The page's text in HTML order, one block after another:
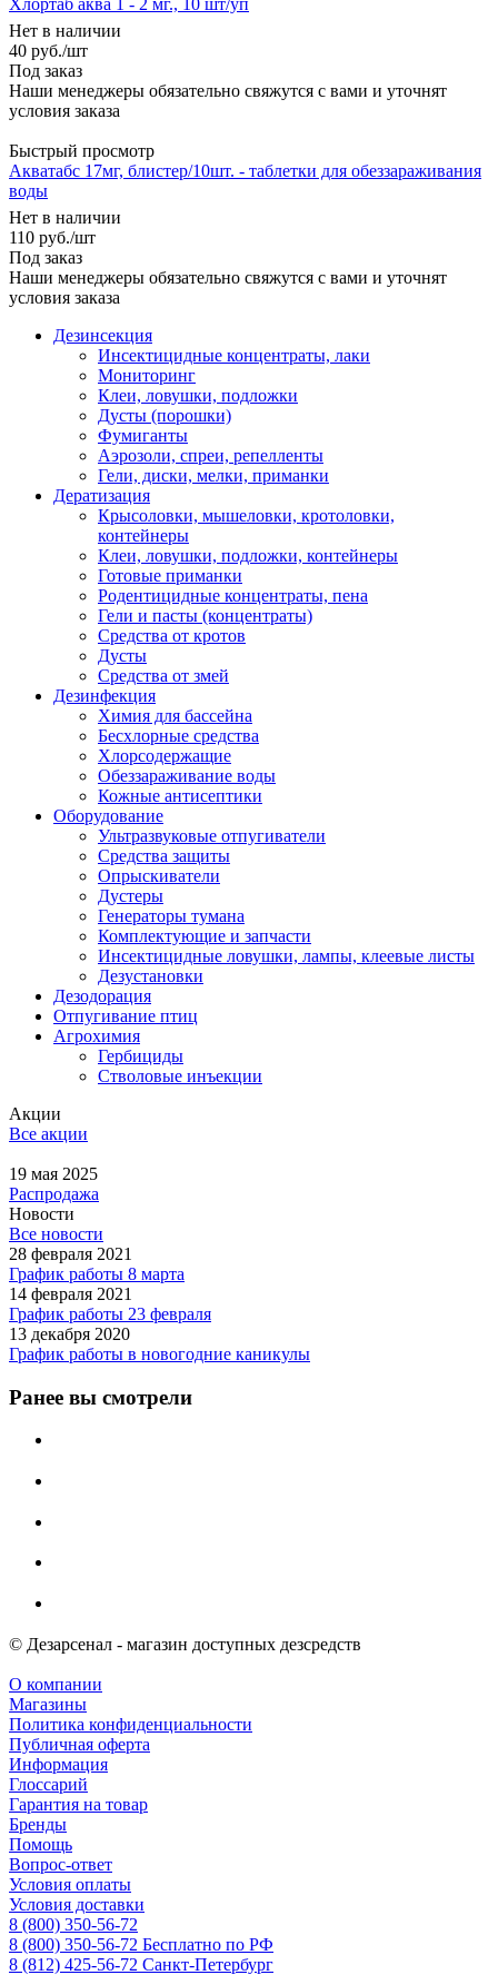
Нет в наличии
40 руб./шт
Под заказ
Наши менеджеры обязательно свяжутся с вами и уточнят
условия заказа
Быстрый просмотр
Акватабс 17мг, блистер/10шт. - таблетки для обеззараживания
воды
Нет в наличии
110 руб./шт
Под заказ
Наши менеджеры обязательно свяжутся с вами и уточнят
условия заказа
Дезинсекция
Инсектицидные концентраты, лаки
Мониторинг
Клеи, ловушки, подложки
Дусты (порошки)
Фумиганты
Аэрозоли, спреи, репелленты
Гели, диски, мелки, приманки
Дератизация
Крысоловки, мышеловки, кротоловки,
контейнеры
Клеи, ловушки, подложки, контейнеры
Готовые приманки
Родентицидные концентраты, пена
Гели и пасты (концентраты)
Средства от кротов
Дусты
Средства от змей
Дезинфекция
Химия для бассейна
Бесхлорные средства
Хлорсодержащие
Обеззараживание воды
Кожные антисептики
Оборудование
Ультразвуковые отпугиватели
Средства защиты
Опрыскиватели
Дустеры
Генераторы тумана
Комплектующие и запчасти
Инсектицидные ловушки, лампы, клеевые листы
Дезустановки
Дезодорация
Отпугивание птиц
Агрохимия
Гербициды
Стволовые инъекции
Акции
Все акции
19 мая 2025
Распродажа
Новости
Все новости
28 февраля 2021
График работы 8 марта
14 февраля 2021
График работы 23 февраля
13 декабря 2020
График работы в новогодние каникулы
Ранее вы смотрели
© Дезарсенал - магазин доступных дезсредств
О компании
Магазины
Политика конфиденциальности
Публичная оферта
Информация
Глоссарий
Гарантия на товар
Бренды
Помощь
Вопрос-ответ
Условия оплаты
Условия доставки
8 (800) 350-56-72
8 (800) 350-56-72 Бесплатно по РФ
8 (812) 425-56-72 Санкт-Петербург